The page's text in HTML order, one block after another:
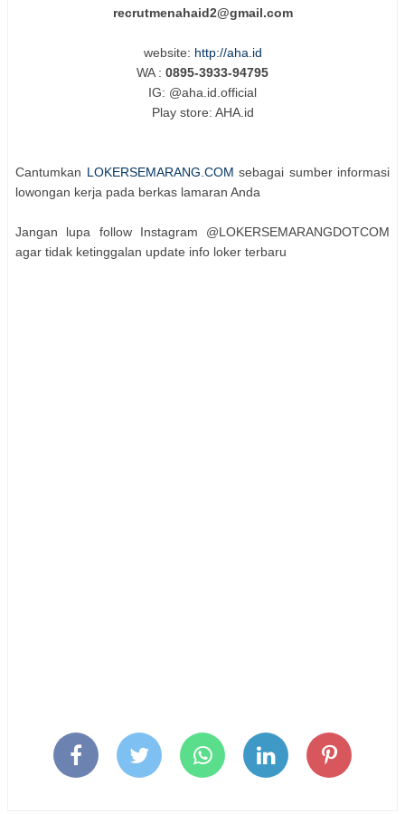
recrutmenahaid2@gmail.com
website: http://aha.id
WA : 0895-3933-94795
IG: @aha.id.official
Play store: AHA.id
Cantumkan LOKERSEMARANG.COM sebagai sumber informasi
lowongan kerja pada berkas lamaran Anda
Jangan lupa follow Instagram @LOKERSEMARANGDOTCOM
agar tidak ketinggalan update info loker terbaru